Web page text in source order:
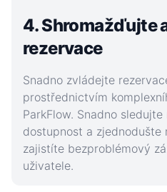
4. Shromažďujte
rezervace
Snadno zvládejte
prostřednictvím
ParkFlow. Snadno
dostupnost a zjednodušte
zajistíte bezproblémový
uživatele.